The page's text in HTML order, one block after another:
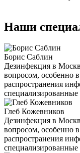
Наши
Борис Саблин
Дезинфекция в
вопросом, особенно
распространения
Глеб Кожевников
Дезинфекция в
вопросом, особенно
распространения